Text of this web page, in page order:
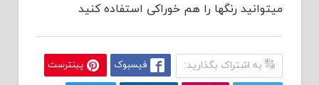
میتوانید رنگها را هم خوراکی استفاده کنید
به اشتراک بگذارید: فیسبوک پینترست